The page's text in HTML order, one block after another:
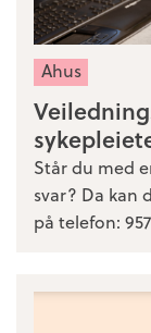
Ahus
Står du med
svar? Da kan
på telefon: